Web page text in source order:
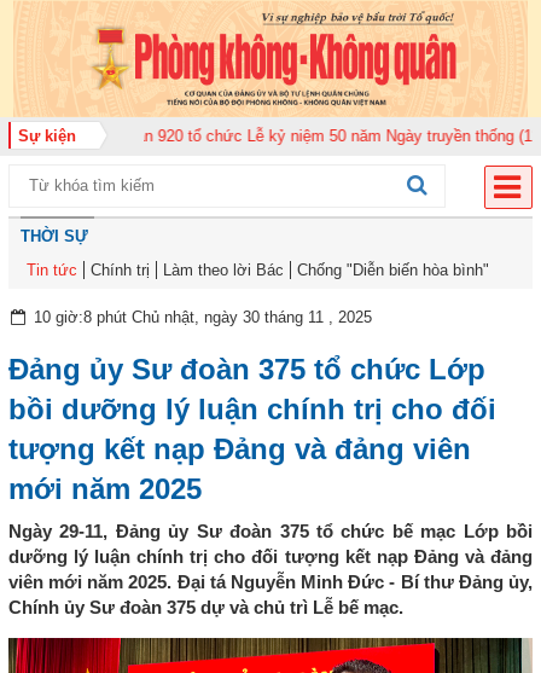
Sự kiện
Không quân 920 tổ chức Lễ kỷ niệm 50 năm Ngày truyền thống (12-11-
THỜI SỰ
Tin tức
Chính trị Làm theo lời Bác Chống "Diễn biến hòa bình"
10 giờ:8 phút Chủ nhật, ngày 30 tháng 11 , 2025
Đảng ủy Sư đoàn 375 tổ chức Lớp
bồi dưỡng lý luận chính trị cho đối
tượng kết nạp Đảng và đảng viên
mới năm 2025
Ngày 29-11, Đảng ủy Sư đoàn 375 tổ chức bế mạc Lớp bồi
dưỡng lý luận chính trị cho đối tượng kết nạp Đảng và đảng
viên mới năm 2025. Đại tá Nguyễn Minh Đức - Bí thư Đảng ủy,
Chính ủy Sư đoàn 375 dự và chủ trì Lễ bế mạc.